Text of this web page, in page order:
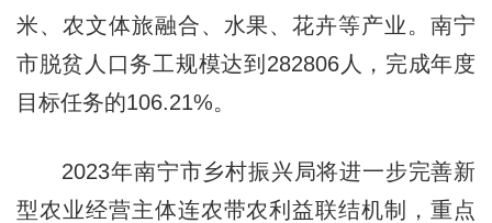
米、农文体旅融合、水果、花卉等产业。南宁
市脱贫人口务工规模达到282806人，完成年度
目标任务的106.21%。
2023年南宁市乡村振兴局将进一步完善新
型农业经营主体连农带农利益联结机制，重点